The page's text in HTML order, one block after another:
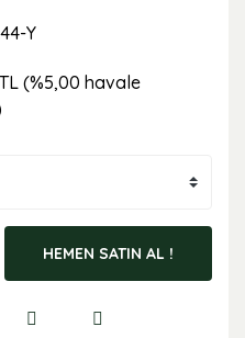
Y
(%5,00 havale
HEMEN SATIN AL !